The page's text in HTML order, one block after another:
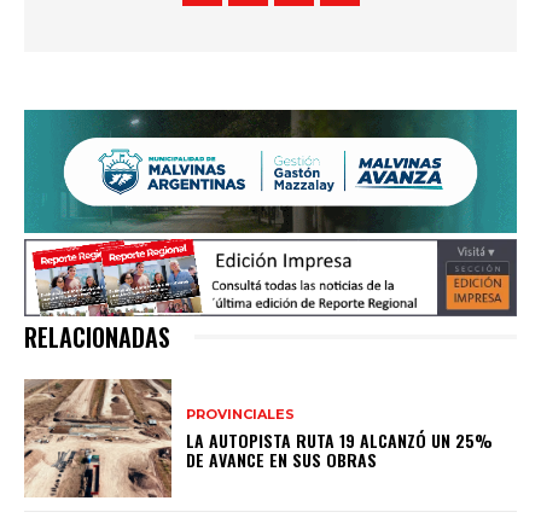
RELACIONADAS
PROVINCIALES
LA AUTOPISTA RUTA 19 ALCANZÓ UN 25%
DE AVANCE EN SUS OBRAS